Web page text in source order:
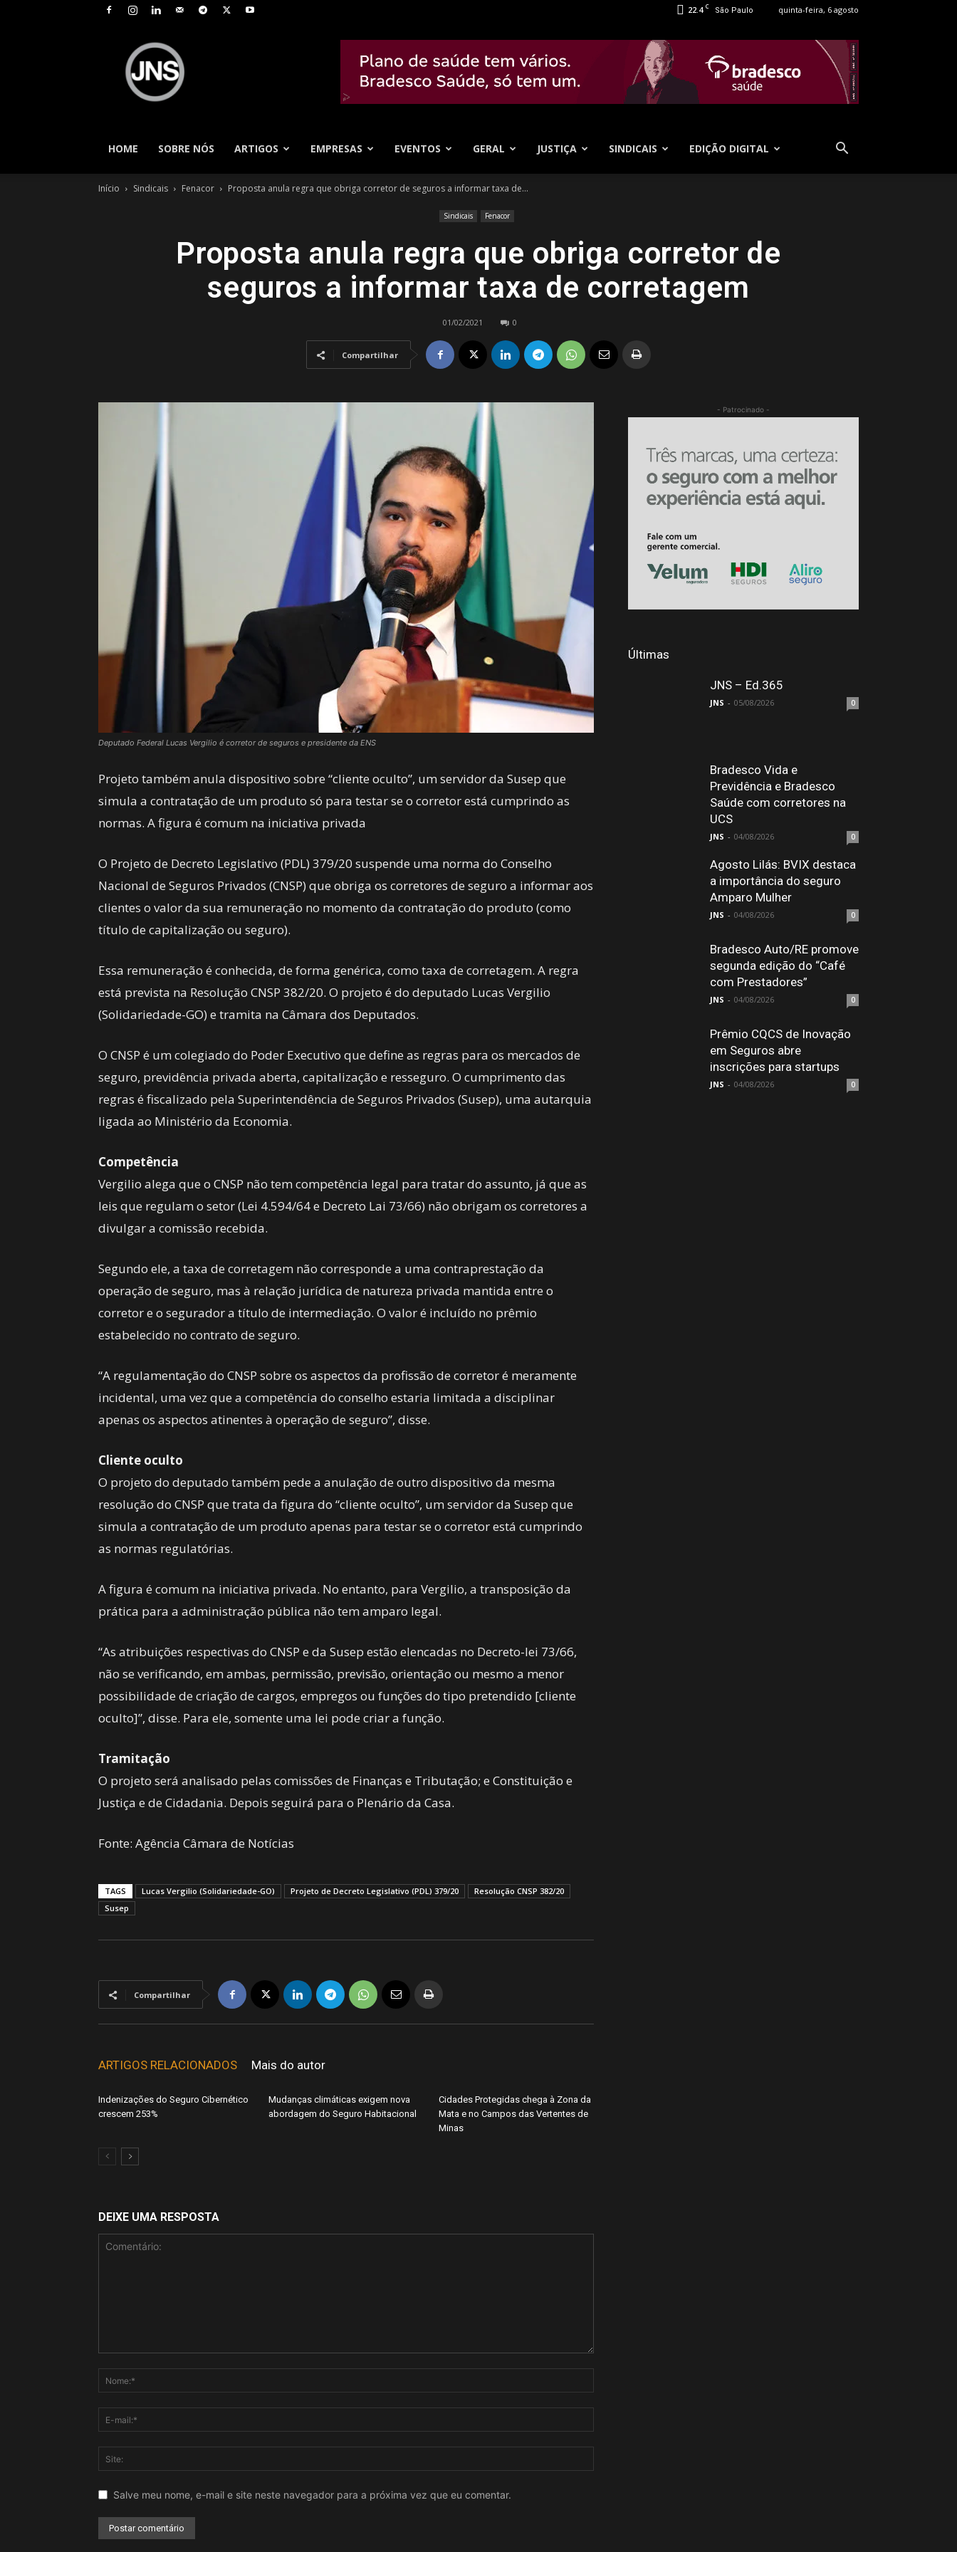
22.4 C São Paulo quinta-feira, 6 agosto
HOME
SOBRE NÓS ARTIGOS EMPRESAS EVENTOS GERAL JUSTIÇA SINDICAIS EDIÇÃO DIGITAL
Início Sindicais Fenacor Proposta anula regra que obriga corretor de seguros a informar taxa de...
Sindicais Fenacor
Proposta anula regra que obriga corretor de
seguros a informar taxa de corretagem
01/02/2021 0
Compartilhar
Deputado Federal Lucas Vergilio é corretor de seguros e presidente da ENS
Projeto também anula dispositivo sobre “cliente oculto”, um servidor da Susep que
simula a contratação de um produto só para testar se o corretor está cumprindo as
normas. A figura é comum na iniciativa privada
O Projeto de Decreto Legislativo (PDL) 379/20 suspende uma norma do Conselho
Nacional de Seguros Privados (CNSP) que obriga os corretores de seguro a informar aos
clientes o valor da sua remuneração no momento da contratação do produto (como
título de capitalização ou seguro).
Essa remuneração é conhecida, de forma genérica, como taxa de corretagem. A regra
está prevista na Resolução CNSP 382/20. O projeto é do deputado Lucas Vergilio
(Solidariedade-GO) e tramita na Câmara dos Deputados.
O CNSP é um colegiado do Poder Executivo que define as regras para os mercados de
seguro, previdência privada aberta, capitalização e resseguro. O cumprimento das
regras é fiscalizado pela Superintendência de Seguros Privados (Susep), uma autarquia
ligada ao Ministério da Economia.
Competência
Vergilio alega que o CNSP não tem competência legal para tratar do assunto, já que as
leis que regulam o setor (Lei 4.594/64 e Decreto Lai 73/66) não obrigam os corretores a
divulgar a comissão recebida.
Segundo ele, a taxa de corretagem não corresponde a uma contraprestação da
operação de seguro, mas à relação jurídica de natureza privada mantida entre o
corretor e o segurador a título de intermediação. O valor é incluído no prêmio
estabelecido no contrato de seguro.
“A regulamentação do CNSP sobre os aspectos da profissão de corretor é meramente
incidental, uma vez que a competência do conselho estaria limitada a disciplinar
apenas os aspectos atinentes à operação de seguro”, disse.
Cliente oculto
O projeto do deputado também pede a anulação de outro dispositivo da mesma
resolução do CNSP que trata da figura do “cliente oculto”, um servidor da Susep que
simula a contratação de um produto apenas para testar se o corretor está cumprindo
as normas regulatórias.
A figura é comum na iniciativa privada. No entanto, para Vergilio, a transposição da
prática para a administração pública não tem amparo legal.
“As atribuições respectivas do CNSP e da Susep estão elencadas no Decreto-lei 73/66,
não se verificando, em ambas, permissão, previsão, orientação ou mesmo a menor
possibilidade de criação de cargos, empregos ou funções do tipo pretendido [cliente
oculto]”, disse. Para ele, somente uma lei pode criar a função.
Tramitação
O projeto será analisado pelas comissões de Finanças e Tributação; e Constituição e
Justiça e de Cidadania. Depois seguirá para o Plenário da Casa.
Fonte: Agência Câmara de Notícias
TAGS Lucas Vergilio (Solidariedade-GO) Projeto de Decreto Legislativo (PDL) 379/20
Resolução CNSP 382/20
Susep
Compartilhar
ARTIGOS RELACIONADOS Mais do autor
Indenizações do Seguro Cibernético
crescem 253%
Mudanças climáticas exigem nova
abordagem do Seguro Habitacional
Cidades Protegidas chega à Zona da
Mata e no Campos das Vertentes de
Minas
DEIXE UMA RESPOSTA
Salve meu nome, e-mail e site neste navegador para a próxima vez que eu comentar.
- Patrocinado -
Últimas
JNS – Ed.365
JNS - 05/08/2026 0
Bradesco Vida e
Previdência e Bradesco
Saúde com corretores na
UCS
JNS - 04/08/2026 0
Agosto Lilás: BVIX destaca
a importância do seguro
Amparo Mulher
JNS - 04/08/2026 0
Bradesco Auto/RE promove
segunda edição do “Café
com Prestadores”
JNS - 04/08/2026 0
Prêmio CQCS de Inovação
em Seguros abre
inscrições para startups
JNS - 04/08/2026 0